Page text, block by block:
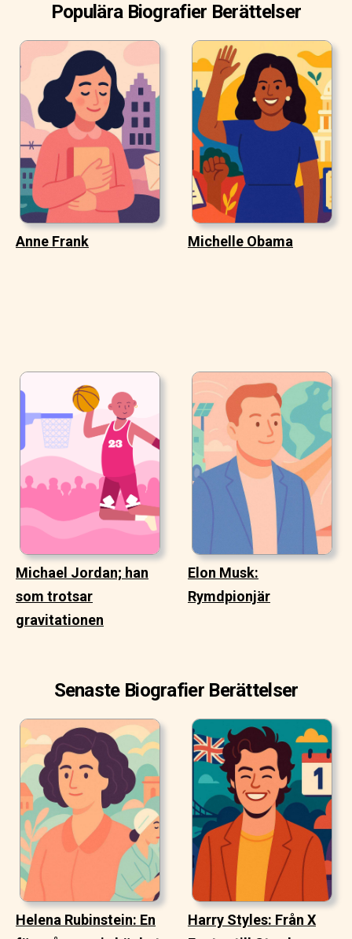
Populära Biografier Berättelser
Anne Frank Michelle Obama
Michael Jordan; han
som trotsar
gravitationen
Elon Musk:
Rymdpionjär
Senaste Biografier Berättelser
Helena Rubinstein: En
Harry Styles: Från X